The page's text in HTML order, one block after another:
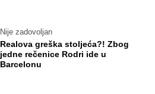
Nije zadovoljan
Realova greška stoljeća?! Zbog
jedne rečenice Rodri ide u
Barcelonu